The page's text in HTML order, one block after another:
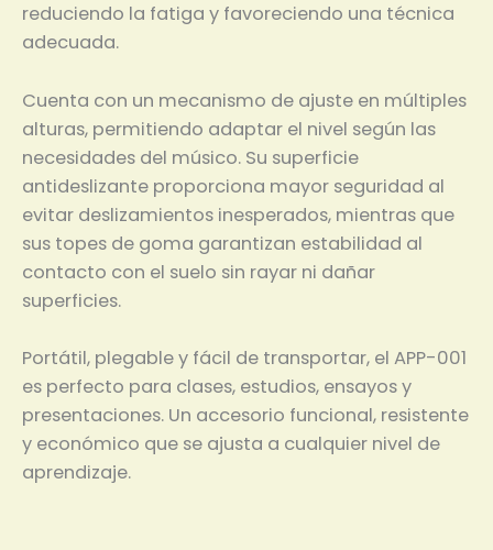
reduciendo la fatiga y favoreciendo una técnica
adecuada.
Cuenta con un mecanismo de ajuste en múltiples
alturas, permitiendo adaptar el nivel según las
necesidades del músico. Su superficie
antideslizante proporciona mayor seguridad al
evitar deslizamientos inesperados, mientras que
sus topes de goma garantizan estabilidad al
contacto con el suelo sin rayar ni dañar
superficies.
Portátil, plegable y fácil de transportar, el APP-001
es perfecto para clases, estudios, ensayos y
presentaciones. Un accesorio funcional, resistente
y económico que se ajusta a cualquier nivel de
aprendizaje.